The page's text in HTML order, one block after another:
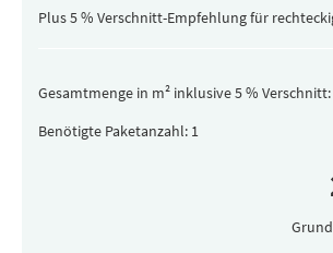
Plus 5 % Verschnitt-Empfehlung für
Gesamtmenge in m² inklusive 5 % Verschnitt:
Benötigte Paketanzahl: